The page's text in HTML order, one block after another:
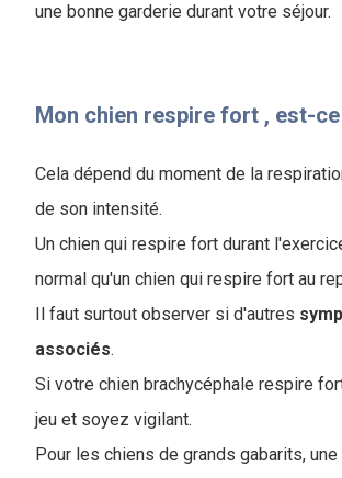
une bonne garderie durant votre séjour.
Mon chien respire fort , est-
Cela dépend du moment de la
de son intensité.
Un chien qui respire fort durant
normal qu'un chien qui respire fort au
Il faut surtout observer si d'autres
associés.
Si votre chien brachycéphale respire
jeu et soyez vigilant.
Pour les chiens de grands gabarits,